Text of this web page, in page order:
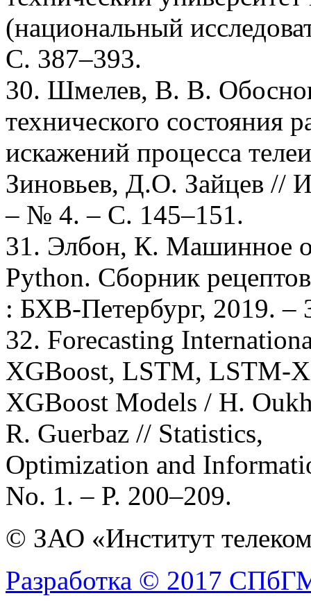
(национальный
С. 387–393.
30. Шмелев, В. В.
технического состояния
искажений процесса
Зиновьев, Д.О. Зайцев //
– № 4. – С. 145–151.
31. Элбон, К. Машинное
Python. Сборник
: БХВ-Петербург, 2019. –
32. Forecasting
XGBoost, LSTM, LSTM-
XGBoost Models / H.
R. Guerbaz // Statistics,
Optimization and
No. 1. – P. 200–209.
© ЗАО «Институт
Разработка © 2017